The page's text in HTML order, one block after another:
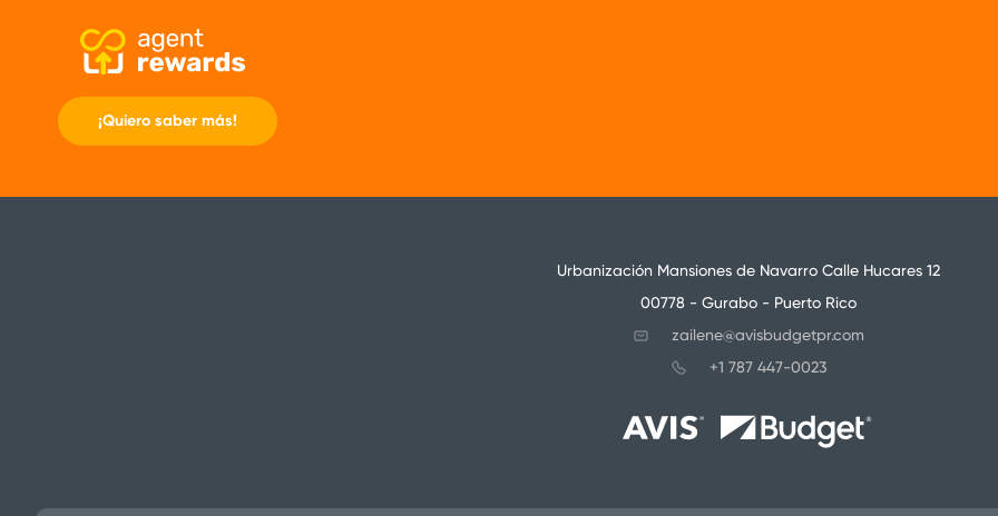
¡Quiero saber más!
Urbanización Mansiones de Navarro Calle Hucares 12
00778 - Gurabo - Puerto Rico
zailene@avisbudgetpr.com
+1 787 447-0023